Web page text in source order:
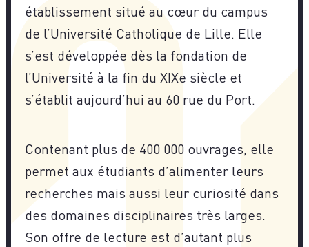
établissement situé au cœur du campus
de l’Université Catholique de Lille. Elle
s’est développée dès la fondation de
l’Université à la fin du XIXe siècle et
s’établit aujourd’hui au 60 rue du Port.
Contenant plus de 400 000 ouvrages, elle
permet aux étudiants d’alimenter leurs
recherches mais aussi leur curiosité dans
des domaines disciplinaires très larges.
Son offre de lecture est d’autant plus